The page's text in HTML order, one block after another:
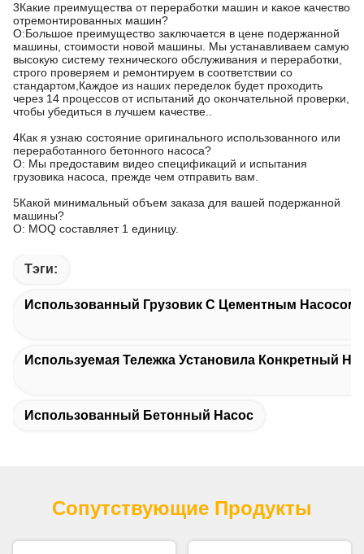
3Какие преимущества от переработки машин и какое качество
отремонтированных машин?
О:Большое преимущество заключается в цене подержанной
машины, стоимости новой машины. Мы устанавливаем самую
высокую систему технического обслуживания и переработки,
строго проверяем и ремонтируем в соответствии со
стандартом,Каждое из наших переделок будет проходить
через 14 процессов от испытаний до окончательной проверки,
чтобы убедиться в лучшем качестве..
4Как я узнаю состояние оригинального использованного или
переработанного бетонного насоса?
О: Мы предоставим видео спецификаций и испытания
грузовика насоса, прежде чем отправить вам.
5Какой минимальный объем заказа для вашей подержанной
машины?
О: MOQ составляет 1 единицу.
Тэги:
Использованный Грузовик С Цементным Насосом
Используемая Тележка Установила Конкретный
Использованный Бетонный Насос
Сопутствующие Продукты